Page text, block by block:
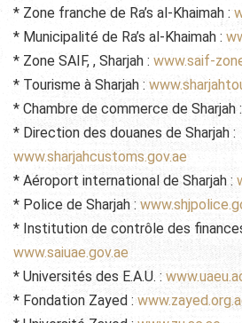
* Zone franche de Ra’s al-Khaimah :
* Municipalité de Ra’s al-Khaimah :
* Zone SAIF, , Sharjah : www.saif-
* Tourisme à Sharjah :
* Chambre de commerce de Sharjah :
* Direction des douanes de Sharjah :
www.sharjahcustoms.gov.ae
* Aéroport international de Sharjah :
* Police de Sharjah :
* Institution de contrôle des
www.saiuae.gov.ae
* Universités des E.A.U. :
* Fondation Zayed :